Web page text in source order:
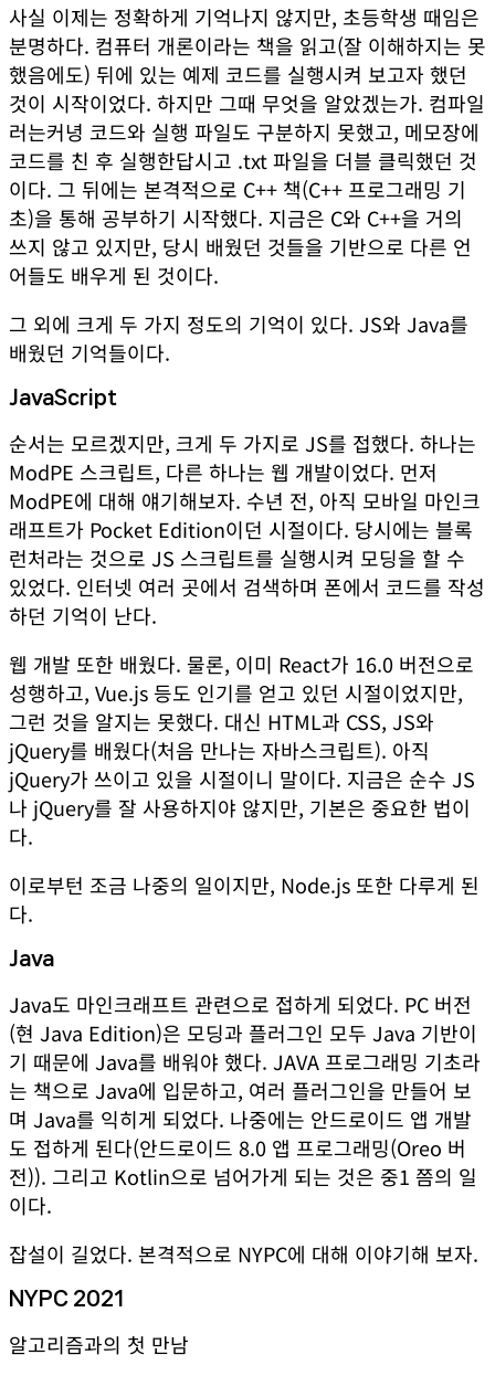
사실 이제는 정확하게 기억나지 않지만, 초등학생 때임은
분명하다. 컴퓨터 개론이라는 책을 읽고(잘 이해하지는 못
했음에도) 뒤에 있는 예제 코드를 실행시켜 보고자 했던
것이 시작이었다. 하지만 그때 무엇을 알았겠는가. 컴파일
러는커녕 코드와 실행 파일도 구분하지 못했고, 메모장에
코드를 친 후 실행한답시고 .txt 파일을 더블 클릭했던 것
이다. 그 뒤에는 본격적으로 C++ 책(C++ 프로그래밍 기
초)을 통해 공부하기 시작했다. 지금은 C와 C++을 거의
쓰지 않고 있지만, 당시 배웠던 것들을 기반으로 다른 언
어들도 배우게 된 것이다.
그 외에 크게 두 가지 정도의 기억이 있다. JS와 Java를
배웠던 기억들이다.
JavaScript
순서는 모르겠지만, 크게 두 가지로 JS를 접했다. 하나는
ModPE 스크립트, 다른 하나는 웹 개발이었다. 먼저
ModPE에 대해 얘기해보자. 수년 전, 아직 모바일 마인크
래프트가 Pocket Edition이던 시절이다. 당시에는 블록
런처라는 것으로 JS 스크립트를 실행시켜 모딩을 할 수
있었다. 인터넷 여러 곳에서 검색하며 폰에서 코드를 작성
하던 기억이 난다.
웹 개발 또한 배웠다. 물론, 이미 React가 16.0 버전으로
성행하고, Vue.js 등도 인기를 얻고 있던 시절이었지만,
그런 것을 알지는 못했다. 대신 HTML과 CSS, JS와
jQuery를 배웠다(처음 만나는 자바스크립트). 아직
jQuery가 쓰이고 있을 시절이니 말이다. 지금은 순수 JS
나 jQuery를 잘 사용하지야 않지만, 기본은 중요한 법이
다.
이로부턴 조금 나중의 일이지만, Node.js 또한 다루게 된
다.
Java
Java도 마인크래프트 관련으로 접하게 되었다. PC 버전
(현 Java Edition)은 모딩과 플러그인 모두 Java 기반이
기 때문에 Java를 배워야 했다. JAVA 프로그래밍 기초라
는 책으로 Java에 입문하고, 여러 플러그인을 만들어 보
며 Java를 익히게 되었다. 나중에는 안드로이드 앱 개발
도 접하게 된다(안드로이드 8.0 앱 프로그래밍(Oreo 버
전)). 그리고 Kotlin으로 넘어가게 되는 것은 중1 쯤의 일
이다.
잡설이 길었다. 본격적으로 NYPC에 대해 이야기해 보자.
NYPC 2021
알고리즘과의 첫 만남